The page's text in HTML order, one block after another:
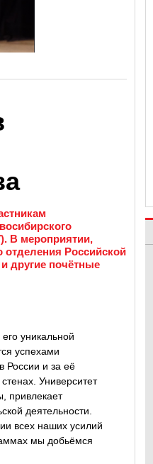
В мероприятии,
Российской
другие почётные
уникальной
успехами
России и за её
Университет
привлекает
деятельности.
всех наших усилий
мы добьёмся